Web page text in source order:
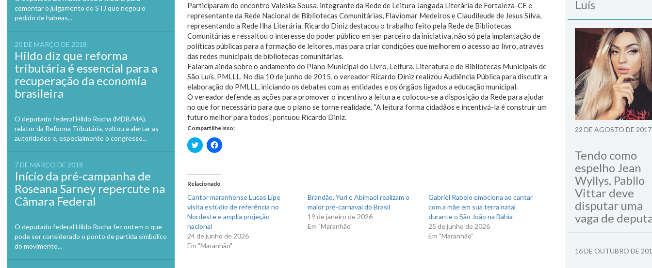
comentar o julgamento do STJ que negou o
pedido de habeas...
20 DE MARÇO DE 2018
Hildo diz que reforma
tributária é essencial para a
recuperação da economia
brasileira
O deputado federal Hildo Rocha (MDB/MA),
relator da Reforma Tributária, voltou a alertar as
autoridades e, especialmente o congresso...
7 DE MARÇO DE 2018
Início da pré-campanha de
Roseana Sarney repercute na
Câmara Federal
O deputado federal Hildo Rocha fez ontem o que
pode ser considerado o ponto de partida simbólico
do movimento...
Participaram do encontro Valeska Sousa, integrante da Rede de Leitura Jangada Literária de Fortaleza-CE e
representante da Rede Nacional de Bibliotecas Comunitárias, Flaviomar Medeiros e Claudileude de Jesus Silva,
representando a Rede Ilha Literária. Ricardo Diniz destacou o trabalho feito pela Rede de Bibliotecas
Comunitárias e ressaltou o interesse do poder público em ser parceiro da iniciativa, não só pela implantação de
políticas públicas para a formação de leitores, mas para criar condições que melhorem o acesso ao livro, através
das redes municipais de bibliotecas comunitárias.
Falaram ainda sobre o andamento do Plano Municipal do Livro, Leitura, Literatura e de Bibliotecas Municipais de
São Luís, PMLLL. No dia 10 de junho de 2015, o vereador Ricardo Diniz realizou Audiência Pública para discutir a
elaboração do PMLLL, iniciando os debates com as entidades e os órgãos ligados a educação municipal.
O vereador defende as ações para promover o incentivo a leitura e colocou-se a disposição da Rede para ajudar
no que for necessário para que o plano se torne realidade. “A leitura forma cidadãos e incentivá-la é construir um
futuro melhor para todos”, pontuou Ricardo Diniz.
Compartilhe isso:
Clique
para
em
nova
janela)
Clique
para
em
nova
janela)
Relacionado
Cantor maranhense Lucas Lipe
visita estúdio de referência no
Nordeste e amplia projeção
nacional
24 de junho de 2026
Em "Maranhão"
Brandão, Yuri e Abimael realizam o
maior pré-carnaval do Brasil
19 de janeiro de 2026
Em "Maranhão"
Gabriel Rabelo emociona ao cantar
com a mãe em sua terra natal
durante o São João na Bahia
25 de junho de 2026
Em "Maranhão"
Luís
22 DE AGOSTO DE 2017
Tendo como
espelho Jean
Wyllys, Pabllo
Vittar deve
disputar uma
vaga de
16 DE OUTUBRO DE